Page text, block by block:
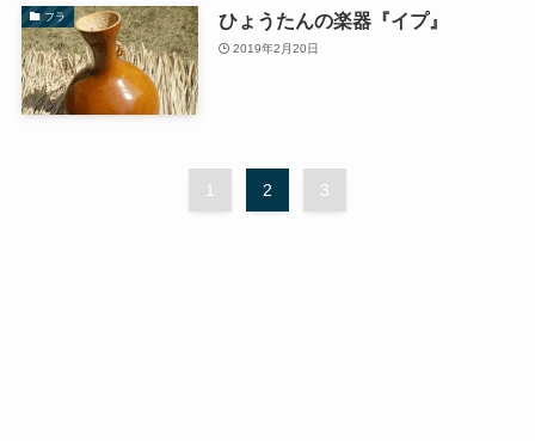
フラ ひょうたんの楽器『イプ』
2019年2月20日
1 2 3